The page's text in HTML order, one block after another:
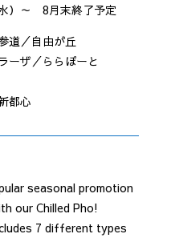
）～ 8月末終了予定
道／自由が丘
ーザ／ららぽーと
都心
seasonal promotion
our Chilled Pho!
7 different types